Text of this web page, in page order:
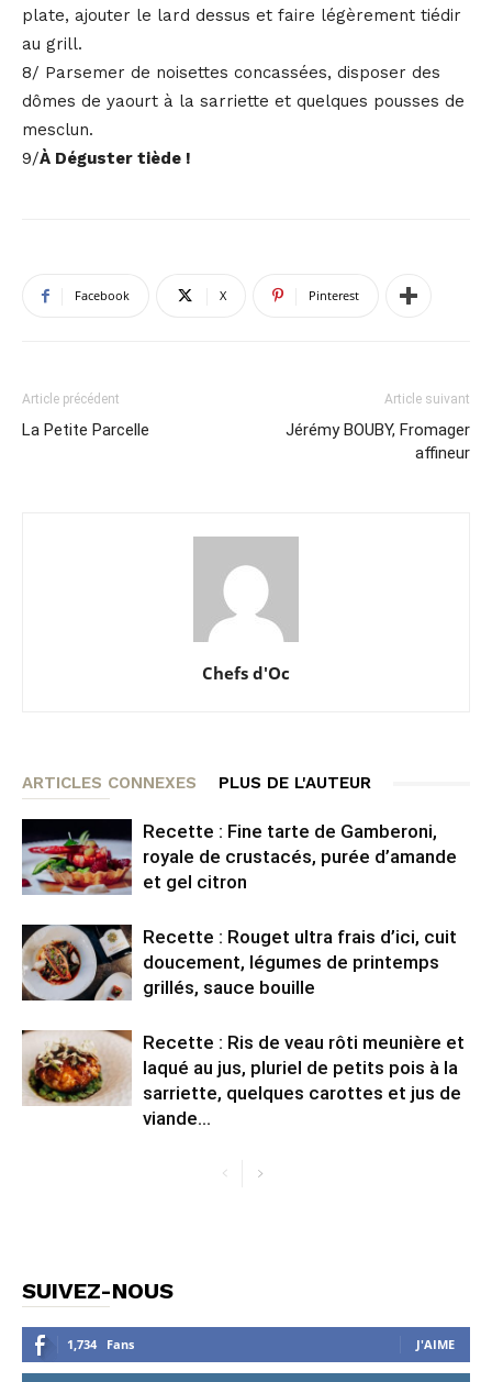
plate, ajouter le lard dessus et faire légèrement tiédir
au grill.
8/ Parsemer de noisettes concassées, disposer des
dômes de yaourt à la sarriette et quelques pousses de
mesclun.
9/À Déguster tiède !
Facebook X Pinterest
Article précédent
La Petite Parcelle
Article suivant
Jérémy BOUBY, Fromager
affineur
Chefs d'Oc
ARTICLES CONNEXES PLUS DE L'AUTEUR
Recette : Fine tarte de Gamberoni,
royale de crustacés, purée d’amande
et gel citron
Recette : Rouget ultra frais d’ici, cuit
doucement, légumes de printemps
grillés, sauce bouille
Recette : Ris de veau rôti meunière et
laqué au jus, pluriel de petits pois à la
sarriette, quelques carottes et jus de
viande...
SUIVEZ-NOUS
1,734 Fans J'AIME